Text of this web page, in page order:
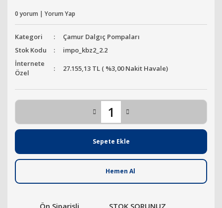
0 yorum | Yorum Yap
Kategori
Çamur Dalgıç Pompaları
Stok Kodu
impo_kbz2_2.2
İnternete
Özel
27.155,13 TL ( %3,00 Nakit Havale)
Sepete Ekle
Hemen Al
Ön Siparişli STOK SORUNUZ